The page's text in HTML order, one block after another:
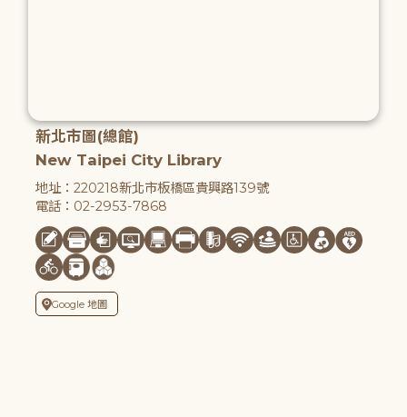
新北市圖(總館)
New Taipei City Library
地址：220218新北市板橋區貴興路139號
電話：02-2953-7868
Google 地圖